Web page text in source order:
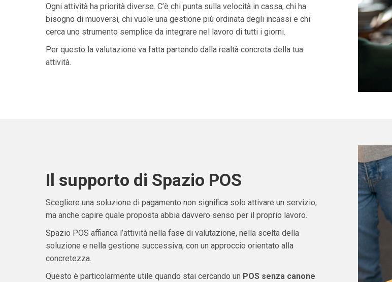
Ogni attività ha priorità diverse. C’è chi punta sulla velocità in cassa, chi ha
bisogno di muoversi, chi vuole una gestione più ordinata degli incassi e chi
cerca uno strumento semplice da integrare nel lavoro di tutti i giorni.
Per questo la valutazione va fatta partendo dalla realtà concreta della tua
attività.
Il supporto di Spazio POS
Scegliere una soluzione di pagamento non significa solo attivare un servizio,
ma anche capire quale proposta abbia davvero senso per il proprio lavoro.
Spazio POS affianca l’attività nella fase di valutazione, nella scelta della
soluzione e nella gestione successiva, con un approccio orientato alla
concretezza.
Questo è particolarmente utile quando stai cercando un POS senza canone